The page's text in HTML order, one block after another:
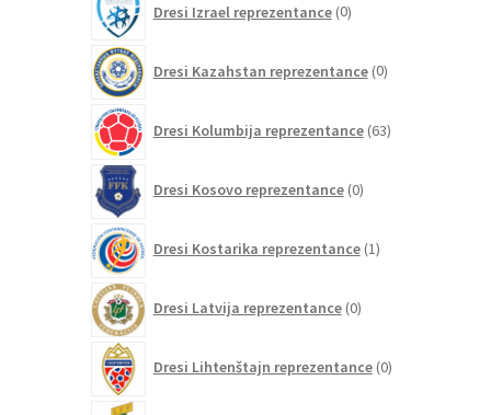
Dresi Izrael reprezentance 0izdelkov
Dresi Kazahstan reprezentance 0izdelkov
Dresi Kolumbija reprezentance 63izdelkov
Dresi Kosovo reprezentance 0izdelkov
Dresi Kostarika reprezentance 1izdelek
Dresi Latvija reprezentance 0izdelkov
Dresi Lihtenštajn reprezentance 0izdelkov